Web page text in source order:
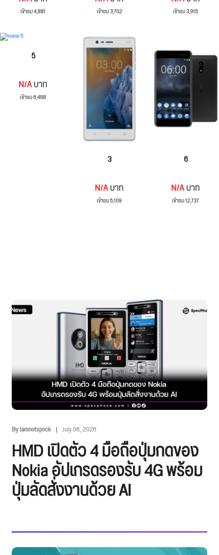
เข้าชม 4,881 เข้าชม 3,702 เข้าชม 3,915
5
N/Aบาท
เข้าชม 6,488
3
N/Aบาท
เข้าชม 5,109
6
N/Aบาท
เข้าชม 12,737
By Iamnotspock July 06, 2026
HMD เปิดตัว 4 มือถือปุ่มกดของ
Nokia อัปเกรดรองรับ 4G พร้อม
ปุ่มลัดสั่งงานด้วย AI